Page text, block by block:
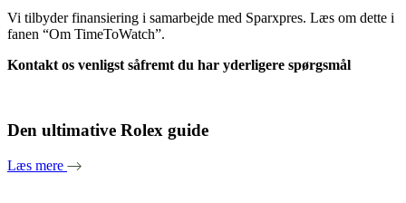
Vi tilbyder finansiering i samarbejde med Sparxpres. Læs om dette i
fanen “Om TimeToWatch”.
Kontakt os venligst såfremt du har yderligere spørgsmål
Den ultimative Rolex guide
Læs mere